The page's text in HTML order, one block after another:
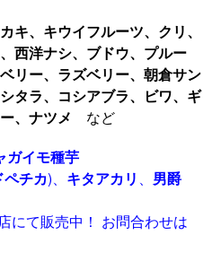
キ、キウイフルーツ、クリ、
西洋ナシ、ブドウ、プルー
リー、ラズベリー、朝倉サン
タラ、コシアブラ、ビワ、ギ
、ナツメ など
ガイモ種芋
チカ)、 キタアカリ
男爵
て販売中！ お問合わせは